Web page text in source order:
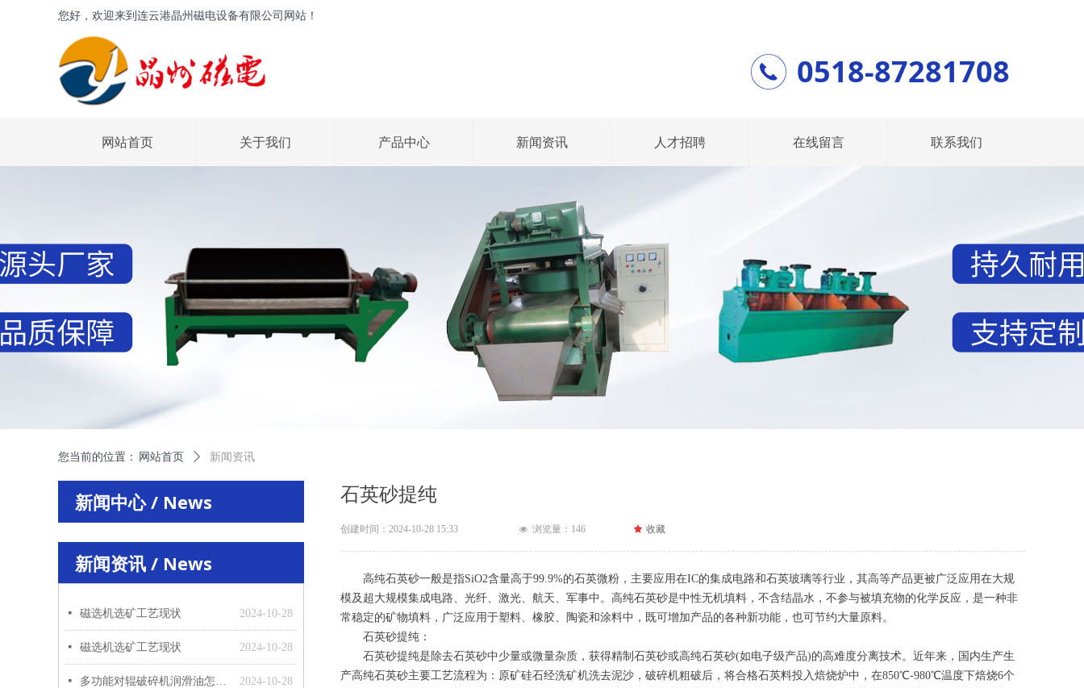
您好，欢迎来到连云港晶州磁电设备有限公司网站！
0518-87281708
网站首页 关于我们 产品中心 新闻资讯 人才招聘 在线留言 联系我们
石英砂提纯
高纯石英砂一般是指SiO2含量高于99.9%的石英微粉，主要应用在IC的集成电路和石英玻璃等行业，其高等产品更被广泛应用在大规
模及超大规模集成电路、光纤、激光、航天、军事中。高纯石英砂是中性无机填料，不含结晶水，不参与被填充物的化学反应，是一种非
常稳定的矿物填料，广泛应用于塑料、橡胶、陶瓷和涂料中，既可增加产品的各种新功能，也可节约大量原料。
石英砂提纯：
石英砂提纯是除去石英砂中少量或微量杂质，获得精制石英砂或高纯石英砂(如电子级产品)的高难度分离技术。近年来，国内生产生
产高纯石英砂主要工艺流程为：原矿硅石经洗矿机洗去泥沙，破碎机粗破后，将合格石英料投入焙烧炉中，在850℃-980℃温度下焙烧6个
넶 浏览量： 146 끄 收藏
创建时间： 2024-10-28 15:33
您当前的位置：
新闻中心 / News
新闻资讯 / News
联系我们/ Contact Us2024-10-28
넷 磁选机选矿工艺现状
2024-10-28
넷 磁选机选矿工艺现状
2024-10-28
넷 多功能对辊破碎机润滑油怎么加合适
网站首页 ꄲ 新闻资讯